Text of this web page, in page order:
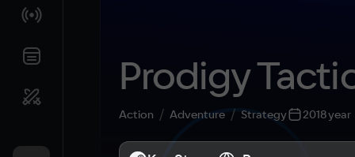
Prodigy
Action Adventure Strategy 2018 year